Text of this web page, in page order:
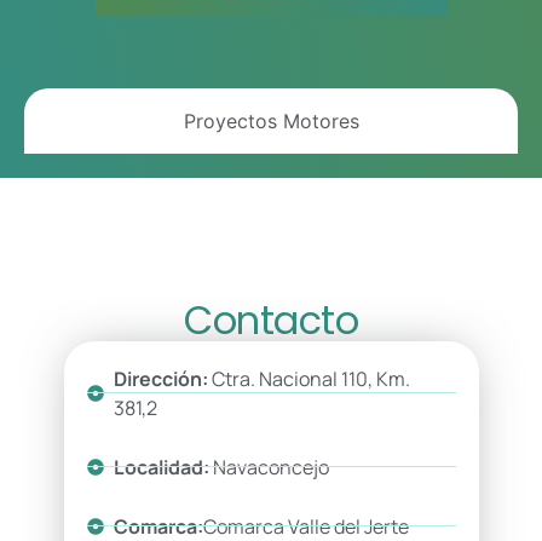
Proyectos Motores
Contacto
Dirección:Ctra. Nacional 110, Km.
381,2
Localidad:Navaconcejo
Comarca:Comarca Valle del Jerte